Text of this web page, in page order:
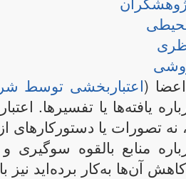
(اعتباربخشی توسط
یافته‌ها یا تفسیرها.
نه تصورات یا
منابع بالقوه سوگیری
آن‌ها به‌کار برده‌اید نیز